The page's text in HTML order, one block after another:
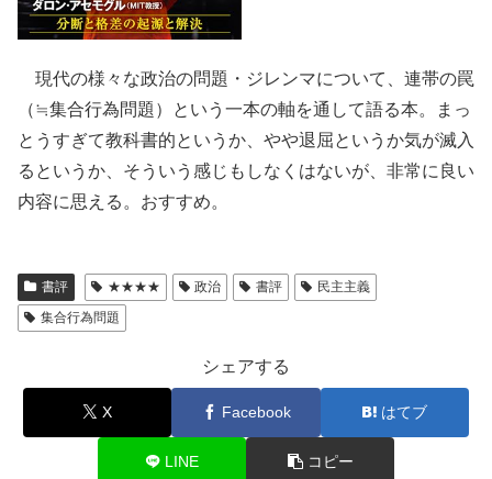
現代の様々な政治の問題・ジレンマについて、連帯の罠
（≒集合行為問題）という一本の軸を通して語る本。まっ
とうすぎて教科書的というか、やや退屈というか気が滅入
るというか、そういう感じもしなくはないが、非常に良い
内容に思える。おすすめ。
書評 ★★★★ 政治 書評
民主主義
集合行為問題
シェアする
X Facebook はてブ
LINE コピー